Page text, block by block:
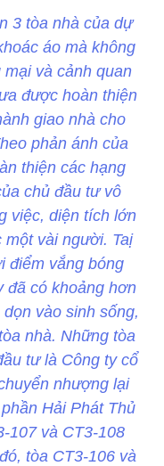
3 tòa nhà của dự
áo mà không
và cảnh quan
được hoàn thiện
giao nhà cho
phản ánh của
thiện các hạng
chủ đầu tư vô
việc, diện tích lớn
vài người. Taị
điểm vắng bóng
đã có khoảng hơn
vào sinh sống,
nhà. Những tòa
tư là Công ty cổ
nhượng lại
Hải Phát Thủ
và CT3-108
tòa CT3-106 và